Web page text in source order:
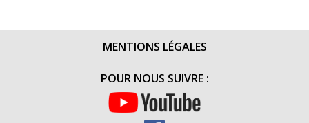
MENTIONS LÉGALES
POUR NOUS SUIVRE :